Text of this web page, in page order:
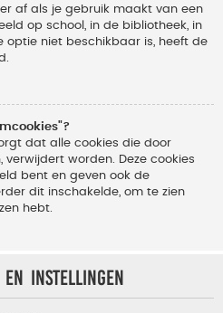
af als je gebruik maakt van een
op school, in de bibliotheek, in
optie niet beschikbaar is, heeft de
dat alle cookies die door
worden. Deze cookies
bent en geven ook de
dit inschakelde, om te zien
hebt.
en instellingen